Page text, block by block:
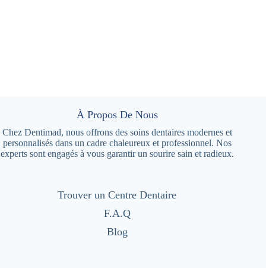
À Propos De Nous
Chez Dentimad, nous offrons des soins dentaires modernes et
personnalisés dans un cadre chaleureux et professionnel. Nos
experts sont engagés à vous garantir un sourire sain et radieux.
Trouver un Centre Dentaire
F.A.Q
Blog